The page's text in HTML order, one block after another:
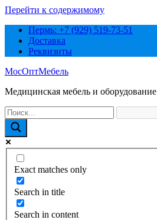
Перейти к содержимому
Пермь: +7 (929) 519-73-51
Доставка
Реквизиты
МосОптМебель
Медицинская мебель и оборудование
Exact matches only
Search in title
Search in content